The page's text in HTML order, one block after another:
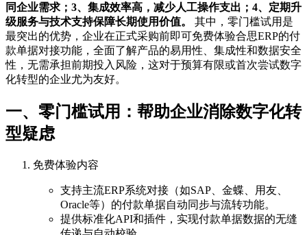
同企业需求；3、集成效率高，减少人工操作支出；4、定期升
级服务与技术支持保障长期使用价值。
其中，零门槛试用是
最突出的优势，企业在正式采购前即可免费体验合思ERP的付
款单据对接功能，全面了解产品的易用性、集成性和数据安全
性，无需承担前期投入风险，这对于预算有限或首次尝试数字
化转型的企业尤为友好。
一、零门槛试用：帮助企业消除数字化转
型疑虑
免费体验内容
支持主流ERP系统对接（如SAP、金蝶、用友、
Oracle等）的付款单据自动同步与流转功能。
提供标准化API和插件，实现付款单据数据的无缝